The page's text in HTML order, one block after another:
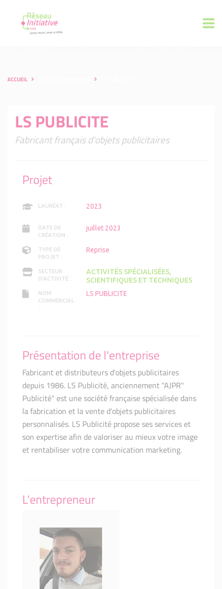
ACCUEIL
LS PUBLICITE
Fabricant français d'objets publicitaires
Projet
LAURÉAT : 2023
DATE DE
CRÉATION :
juillet 2023
TYPE DE
PROJET :
Reprise
SECTEUR
D'ACTIVITÉ :
ACTIVITÉS SPÉCIALISÉES,
SCIENTIFIQUES ET TECHNIQUES
NOM
COMMERCIAL
:
LS PUBLICITE
Présentation de l'entreprise
Fabricant et distributeurs d'objets publicitaires
depuis 1986. LS Publicité, anciennement "AJPR"
Publicité" est une société française spécialisée dans
la fabrication et la vente d'objets publicitaires
personnalisés. LS Publicité propose ses services et
son expertise afin de valoriser au mieux votre image
et rentabiliser votre communication marketing.
L'entrepreneur